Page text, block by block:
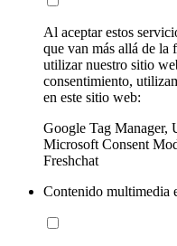
Al aceptar estos
que van más allá de la
utilizar nuestro sitio
consentimiento,
en este sitio web:
Google Tag Manager,
Microsoft Consent
Freshchat
Contenido multimedia